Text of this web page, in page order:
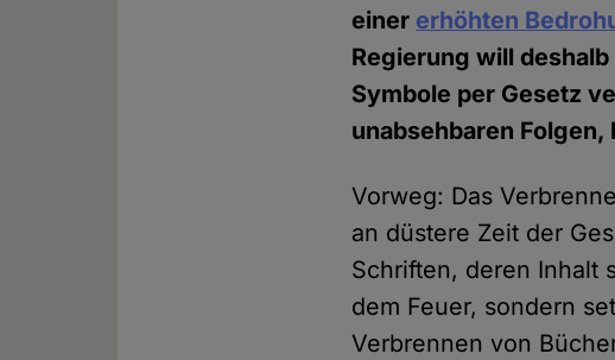
einer erhöhten
Regierung will
Symbole per Gesetz
unabsehbaren
Vorweg: Das
an düstere Zeit der
Schriften, deren Inhalt
dem Feuer, sondern
Verbrennen von